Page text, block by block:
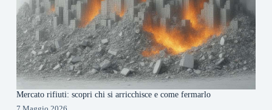
Mercato rifiuti: scopri chi si arricchisce e come fermarlo